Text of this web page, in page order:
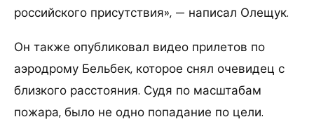
российского присутствия», — написал Олещук.
Он также опубликовал видео прилетов по
аэродрому Бельбек, которое снял очевидец с
близкого расстояния. Судя по масштабам
пожара, было не одно попадание по цели.